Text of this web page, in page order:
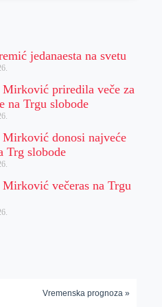
jedanaesta na svetu
Mirković priredila veče za
na Trgu slobode
Mirković donosi najveće
Trg slobode
Mirković večeras na Trgu